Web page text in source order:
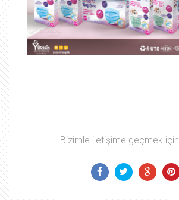
Bizimle iletişime geçmek için